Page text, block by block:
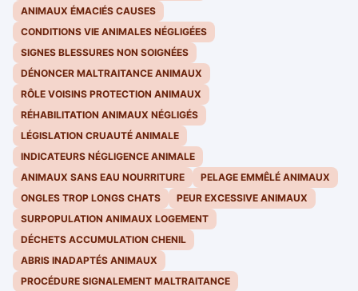
ANIMAUX ÉMACIÉS CAUSES
CONDITIONS VIE ANIMALES NÉGLIGÉES
SIGNES BLESSURES NON SOIGNÉES
DÉNONCER MALTRAITANCE ANIMAUX
RÔLE VOISINS PROTECTION ANIMAUX
RÉHABILITATION ANIMAUX NÉGLIGÉS
LÉGISLATION CRUAUTÉ ANIMALE
INDICATEURS NÉGLIGENCE ANIMALE
ANIMAUX SANS EAU NOURRITURE
PELAGE EMMÊLÉ ANIMAUX
ONGLES TROP LONGS CHATS
PEUR EXCESSIVE ANIMAUX
SURPOPULATION ANIMAUX LOGEMENT
DÉCHETS ACCUMULATION CHENIL
ABRIS INADAPTÉS ANIMAUX
PROCÉDURE SIGNALEMENT MALTRAITANCE